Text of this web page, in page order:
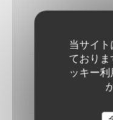
当サイ
ており
ッキー